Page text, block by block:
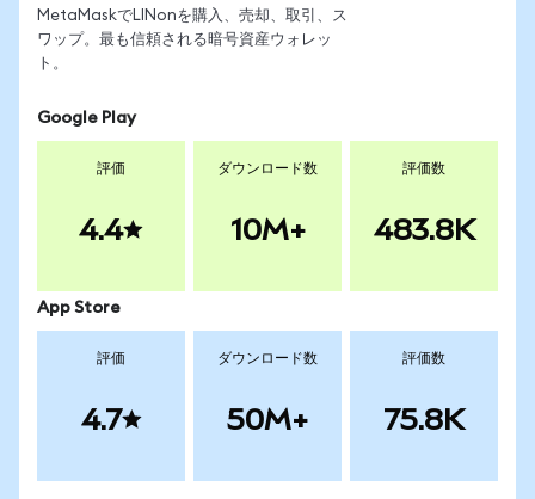
MetaMaskでLINonを購入、売却、取引、ス
ワップ。最も信頼される暗号資産ウォレッ
ト。
Google Play
評価
4.4
ダウンロード数
10M+
評価数
483.8K
App Store
評価
4.7
ダウンロード数
50M+
評価数
75.8K